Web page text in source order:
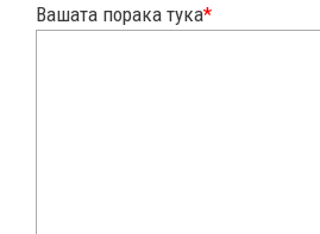
Вашата порака тука*